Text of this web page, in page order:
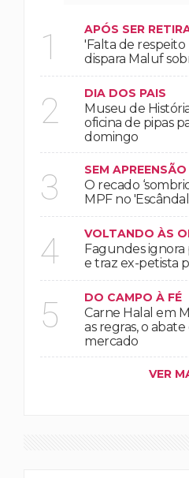
1 APÓS SER
'Falta de respeito
dispara Maluf
2 DIA DOS PAIS
Museu de
oficina de pipas
domingo
3 SEM APREENSÃO
O recado
MPF no
4 VOLTANDO ÀS
Fagundes ignora
e traz ex-petista
5 DO CAMPO À FÉ
Carne Halal em
as regras, o
mercado
VER